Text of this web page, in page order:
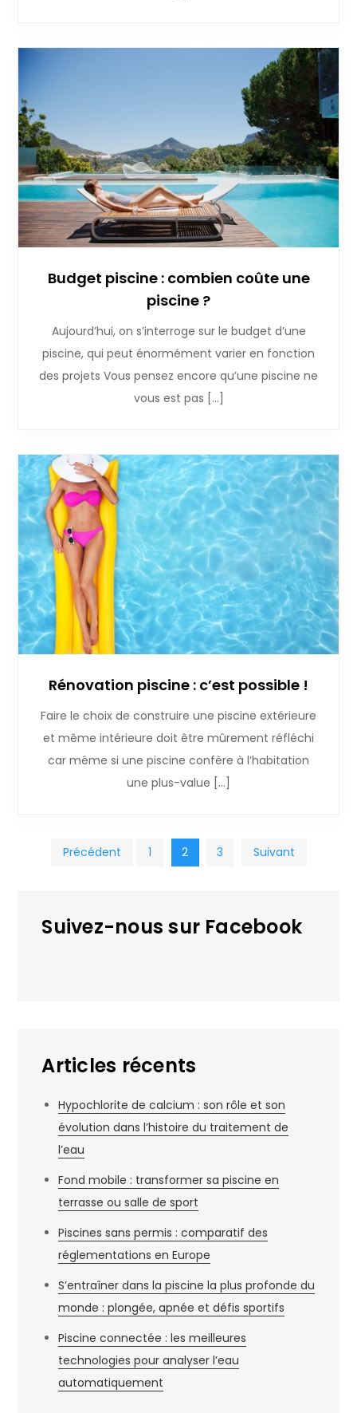
Budget piscine : combien coûte une
piscine ?
Aujourd’hui, on s’interroge sur le budget d’une
piscine, qui peut énormément varier en fonction
des projets Vous pensez encore qu’une piscine ne
vous est pas […]
Rénovation piscine : c’est possible !
Faire le choix de construire une piscine extérieure
et même intérieure doit être mûrement réfléchi
car même si une piscine confère à l’habitation
une plus-value […]
Pagination
publications
Précédent 1 2 3 Suivant
Suivez-nous sur Facebook
Articles récents
Hypochlorite de calcium : son rôle et son
évolution dans l’histoire du traitement de
l’eau
Fond mobile : transformer sa piscine en
terrasse ou salle de sport
Piscines sans permis : comparatif des
réglementations en Europe
S’entraîner dans la piscine la plus profonde du
monde : plongée, apnée et défis sportifs
Piscine connectée : les meilleures
technologies pour analyser l’eau
automatiquement